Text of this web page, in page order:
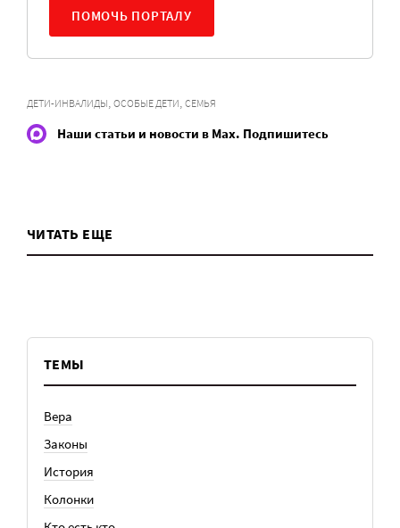
ПОМОЧЬ ПОРТАЛУ
ДЕТИ-ИНВАЛИДЫ, ОСОБЫЕ ДЕТИ, СЕМЬЯ
Наши статьи и новости в Max. Подпишитесь
ЧИТАТЬ ЕЩЕ
ТЕМЫ
Вера
Законы
История
Колонки